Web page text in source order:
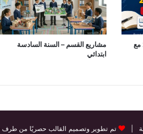
مواضيع مناظرة السيزيام 2026 مع
مشاريع القسم – السنة السادسة
ابتدائي
| تم تطوير وتصميم القالب حصريًا من طرف